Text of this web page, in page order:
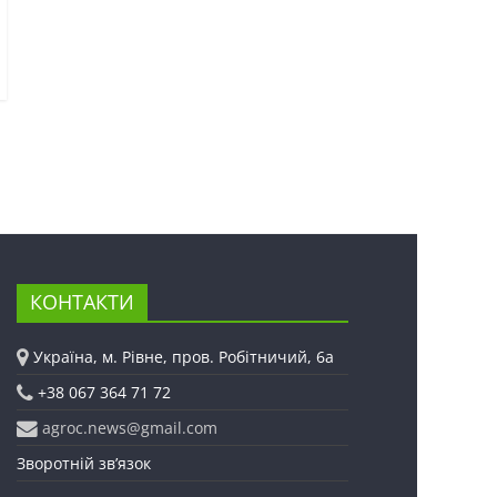
КОНТАКТИ
Україна, м. Рівне, пров. Робітничий, 6а
+38 067 364 71 72
agroc.news@gmail.com
Зворотній зв’язок